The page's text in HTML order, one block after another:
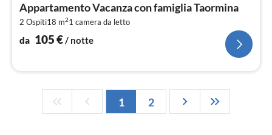
Appartamento Vacanza con famiglia Taormina
2 Ospiti18 m21 camera da letto
da 105€/ notte
1 2